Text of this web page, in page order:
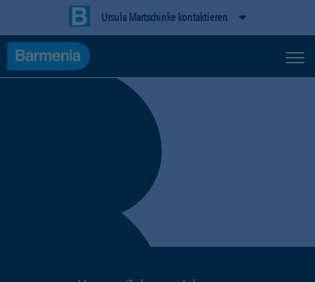
Ursula Martschinke kontaktieren